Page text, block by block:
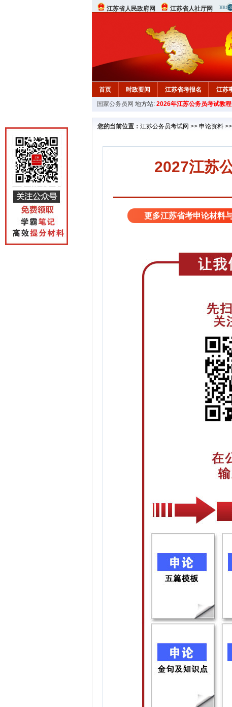
江苏省人民政府网 江苏省人社厅网
首页 时政要闻 江苏省考报名 江苏
国家公务员网 地方站: 2026年江苏公务员考试教程
您的当前位置： 江苏公务员考试网 >> 申论资料 >>
2027江苏
更多江苏省考申论材料